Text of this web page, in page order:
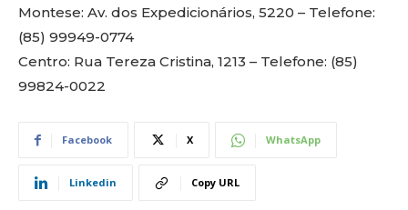
Montese: Av. dos Expedicionários, 5220 – Telefone:
(85) 99949-0774
Centro: Rua Tereza Cristina, 1213 – Telefone: (85)
99824-0022
Facebook X WhatsApp
Linkedin Copy URL